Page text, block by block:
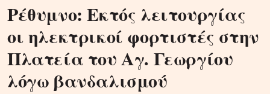
Ρέθυμνο: Εκτός λειτουργίας
οι ηλεκτρικοί φορτιστές στην
Πλατεία του Αγ. Γεωργίου
λόγω βανδαλισμού